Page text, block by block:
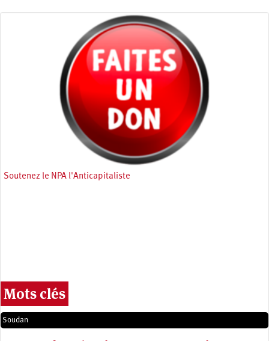
Soutenez le NPA l'Anticapitaliste
Mots clés
Soudan